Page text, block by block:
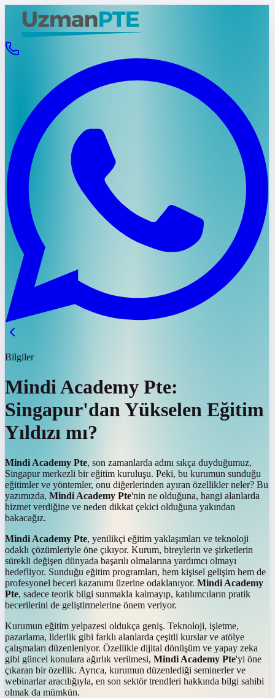
Bilgiler
Mindi Academy Pte:
Singapur'dan Yükselen Eğitim
Yıldızı mı?
Mindi Academy Pte, son zamanlarda adını sıkça duyduğumuz,
Singapur merkezli bir eğitim kuruluşu. Peki, bu kurumun sunduğu
eğitimler ve yöntemler, onu diğerlerinden ayıran özellikler neler? Bu
yazımızda, Mindi Academy Pte'nin ne olduğuna, hangi alanlarda
hizmet verdiğine ve neden dikkat çekici olduğuna yakından
bakacağız.
Mindi Academy Pte, yenilikçi eğitim yaklaşımları ve teknoloji
odaklı çözümleriyle öne çıkıyor. Kurum, bireylerin ve şirketlerin
sürekli değişen dünyada başarılı olmalarına yardımcı olmayı
hedefliyor. Sunduğu eğitim programları, hem kişisel gelişim hem de
profesyonel beceri kazanımı üzerine odaklanıyor. Mindi Academy
Pte, sadece teorik bilgi sunmakla kalmayıp, katılımcıların pratik
becerilerini de geliştirmelerine önem veriyor.
Kurumun eğitim yelpazesi oldukça geniş. Teknoloji, işletme,
pazarlama, liderlik gibi farklı alanlarda çeşitli kurslar ve atölye
çalışmaları düzenleniyor. Özellikle dijital dönüşüm ve yapay zeka
gibi güncel konulara ağırlık verilmesi, Mindi Academy Pte'yi öne
çıkaran bir özellik. Ayrıca, kurumun düzenlediği seminerler ve
webinarlar aracılığıyla, en son sektör trendleri hakkında bilgi sahibi
olmak da mümkün.